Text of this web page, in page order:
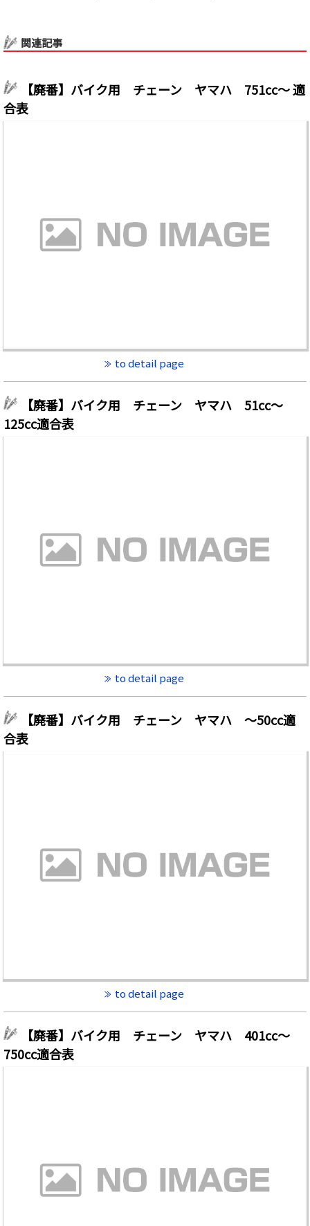
関連記事
【廃番】バイク用 チェーン ヤマハ 751cc～ 適
合表
to detail page
【廃番】バイク用 チェーン ヤマハ 51cc～
125cc適合表
to detail page
【廃番】バイク用 チェーン ヤマハ ～50cc適
合表
to detail page
【廃番】バイク用 チェーン ヤマハ 401cc～
750cc適合表